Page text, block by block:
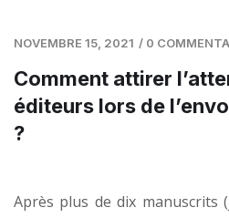
NOVEMBRE 15, 2021 / 0
Comment attirer
éditeurs lors de
?
Après plus de dix manuscrits